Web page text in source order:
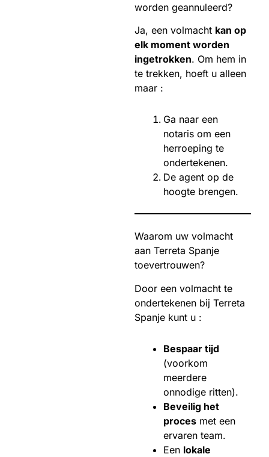
worden geannuleerd?
Ja, een volmacht kan op
elk moment worden
ingetrokken. Om hem in
te trekken, hoeft u alleen
maar :
Ga naar een
notaris om een
herroeping te
ondertekenen.
De agent op de
hoogte brengen.
Waarom uw volmacht
aan Terreta Spanje
toevertrouwen?
Door een volmacht te
ondertekenen bij Terreta
Spanje kunt u :
Bespaar tijd
(voorkom
meerdere
onnodige ritten).
Beveilig het
proces met een
ervaren team.
Een lokale